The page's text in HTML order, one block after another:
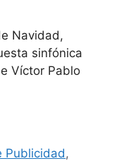
Navidad,
sinfónica
Víctor Pablo
Publicidad ,